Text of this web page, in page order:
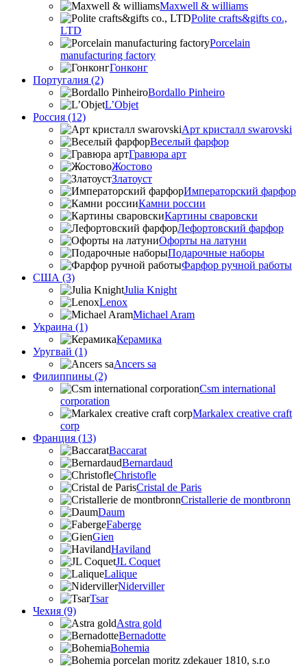
Maxwell & williams
Polite crafts&gifts co.,
LTD
Porcelain
manufacturing factory
Гонконг
Португалия (2)
Bordallo Pinheiro
L’Objet
Россия (12)
Арт кристалл swarovski
Веселый фарфор
Гравюра арт
Жостово
Златоуст
Императорский фарфор
Камни россии
Картины сваровски
Лефортовский фарфор
Офорты на латуни
Подарочные наборы
Фарфор ручной работы
США (3)
Julia Knight
Lenox
Michael Aram
Украина (1)
Керамика
Уругвай (1)
Ancers sa
Филиппины (2)
Csm international
corporation
Markalex creative craft
corp
Франция (13)
Baccarat
Bernardaud
Christofle
Cristal de Paris
Cristallerie de montbronn
Daum
Faberge
Gien
Haviland
JL Coquet
Lalique
Niderviller
Tsar
Чехия (9)
Astra gold
Bernadotte
Bohemia